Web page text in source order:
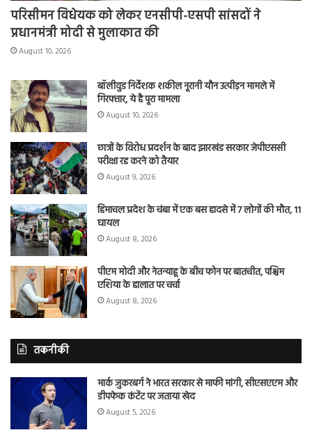
परिसीमन विधेयक को लेकर एनसीपी-एसपी सांसदों ने
प्रधानमंत्री मोदी से मुलाकात की
August 10, 2026
बॉलीवुड निर्देशक शकील नूरानी यौन उत्पीड़न मामले में
गिरफ्तार, ये है पूरा मामला
August 10, 2026
छात्रों के विरोध प्रदर्शन के बाद झारखंड सरकार जेपीएससी
परीक्षा रद्द करने को तैयार
August 9, 2026
हिमाचल प्रदेश के चंबा में एक बस हादसे में 7 लोगों की मौत, 11
घायल
August 8, 2026
पीएम मोदी और नेतन्याहू के बीच फोन पर बातचीत, पश्चिम
एशिया के हालात पर चर्चा
August 8, 2026
तकनीकी
मार्क जुकरबर्ग ने भारत सरकार से माफी मांगी, सीएसएएम और
डीपफेक कंटेंट पर जताया खेद
August 5, 2026